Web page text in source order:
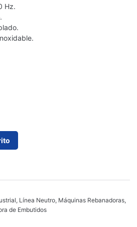
Hz.
, Línea Neutro, Máquinas Rebanadoras,
de Embutidos